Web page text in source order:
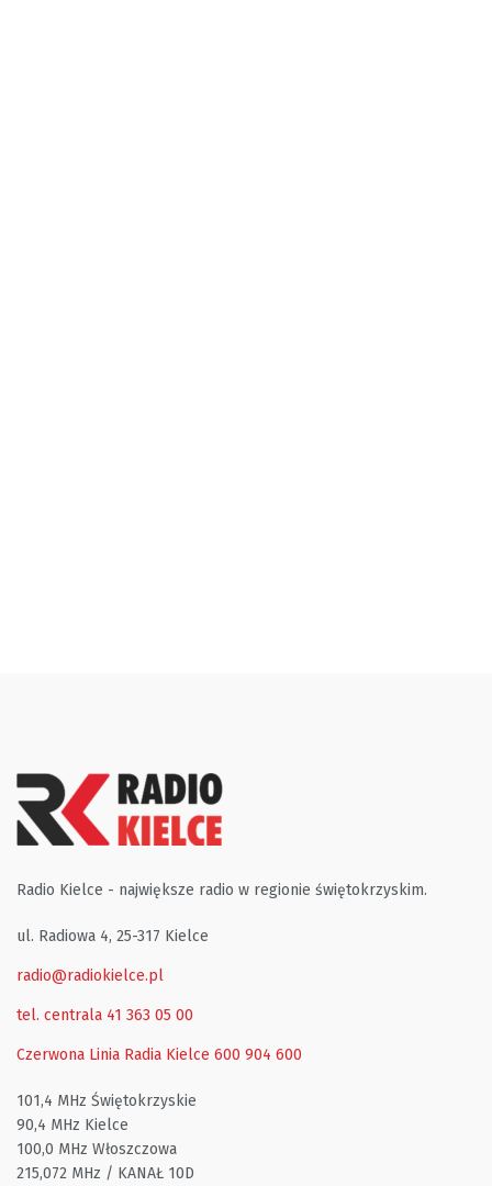
Radio Kielce - największe radio w regionie świętokrzyskim.
ul. Radiowa 4, 25-317 Kielce
radio@radiokielce.pl
tel. centrala 41 363 05 00
Czerwona Linia Radia Kielce 600 904 600
101,4 MHz Świętokrzyskie
90,4 MHz Kielce
100,0 MHz Włoszczowa
215,072 MHz / KANAŁ 10D